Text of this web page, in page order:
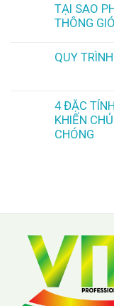
TẠI SAO
THÔNG
QUY
4 ĐẶC
KHIẾN
CHÓNG